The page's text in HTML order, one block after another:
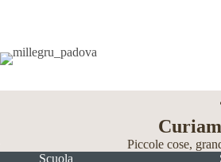
Piccole cose,
Scuola